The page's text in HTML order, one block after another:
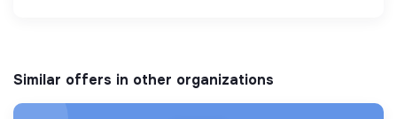
Similar offers in other organizations